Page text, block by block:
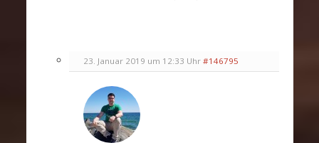
23. Januar 2019 um 12:33 Uhr #146795